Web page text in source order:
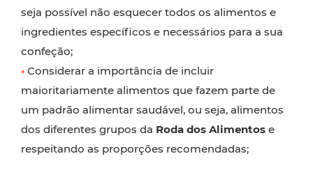
seja possível não esquecer todos os alimentos e
ingredientes específicos e necessários para a sua
confeção;
• Considerar a importância de incluir
maioritariamente alimentos que fazem parte de
um padrão alimentar saudável, ou seja, alimentos
dos diferentes grupos da Roda dos Alimentos e
respeitando as proporções recomendadas;